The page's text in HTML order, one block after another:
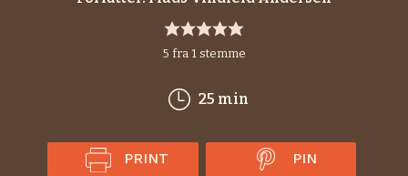
5 fra 1 stemme
25minutter
min
PRINT PIN